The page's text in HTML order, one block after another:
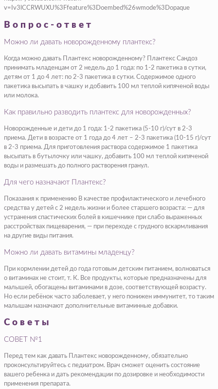
v=Iv3lCCRWUXU%3Ffeature%3Doembed%26wmode%3Dopaque
Вопрос-ответ
Можно ли давать новорожденному плантекс?
Когда можно давать Плантекс новорожденному? Плантекс Сандоз
принимать младенцам от 2 недель до 1 года: по 1-2 пакетика в сутки,
детям от 1 до 4 лет: по 2-3 пакетика в сутки. Содержимое одного
пакетика высыпать в чашку и добавить 100 мл теплой кипяченой воды
или молока.
Как правильно разводить плантекс для новорожденных?
Новорожденные и дети до 1 года: 1-2 пакетика (5-10 г)/сут в 2-3
приема. Дети в возрасте от 1 года до 4 лет – 2-3 пакетика (10-15 г)/сут
в 2-3 приема. Для приготовления раствора содержимое 1 пакетика
высыпать в бутылочку или чашку, добавить 100 мл теплой кипяченой
воды и размешать до полного растворения гранул.
Для чего назначают Плантекс?
Показания к применению В качестве профилактического и лечебного
средства у детей с 2 недель жизни и более старшего возраста: — для
устранения спастических болей в кишечнике при слабо выраженных
расстройствах пищеварения, — при переходе с грудного вскармливания
на другие виды питания.
Можно ли давать витамины младенцу?
При кормлении детей до года готовым детским питанием, волноваться
о витаминах не стоит, т. К. Все продукты, которые предназначены для
малышей, обогащены витаминами в дозе, соответствующей возрасту.
Но если ребёнок часто заболевает, у него понижен иммунитет, то таким
малышам назначают дополнительные витаминные добавки.
Советы
СОВЕТ №1
Перед тем как давать Плантекс новорожденному, обязательно
проконсультируйтесь с педиатром. Врач сможет оценить состояние
вашего ребенка и дать рекомендации по дозировке и необходимости
применения препарата.